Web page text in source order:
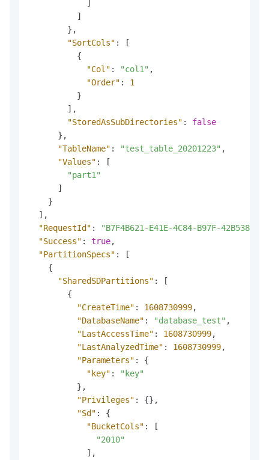
]
} ,
"SortCols" :
[
{
"Col" : "col1" ,
"Order" :
1
}
] ,
"StoredAsSubDirectories" :
false
} ,
"TableName" : "test_table_20201223" ,
"Values" :
[
"part1"
]
}
] ,
"RequestId" :
"B7F4B621-E41E-4C84-B97F-
"Success" : true,
"PartitionSpecs" :
[
{
"SharedSDPartitions" :
[
{
"CreateTime" : 1608730999,
"DatabaseName" : "database_test" ,
"LastAccessTime" : 1608730999,
"LastAnalyzedTime" : 1608730999,
"Parameters" :
{
"key" :
"key"
} ,
"Privileges" : {} ,
"Sd" :
{
"BucketCols" :
[
"2010"
] ,